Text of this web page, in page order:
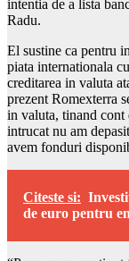
intentia de a lista
Radu.
El sustine ca pentru
piata internationala
creditarea in valuta
prezent Romexterra
in valuta, tinand cont
intrucat nu am
avem fonduri
Citeste si:
de euro pentru